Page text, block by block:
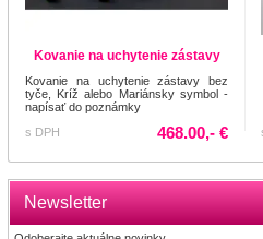
Newsletter
Kovanie na uchytenie zástavy
Kovanie na uchytenie zástavy bez
tyče, Kríž alebo Mariánsky symbol -
napísať do poznámky
s DPH
468.00,- €